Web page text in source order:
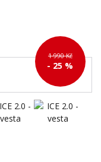
1 990 Kč
- 25 %